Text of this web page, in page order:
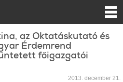
az Oktatáskutató és
Érdemrend
főigazgatói
2013. december 21.